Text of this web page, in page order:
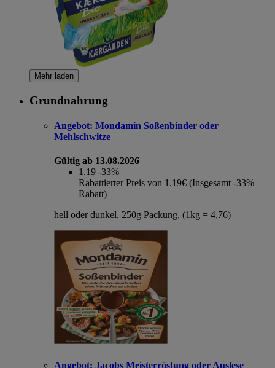
Mehr laden
Grundnahrung
Angebot: Mondamin Soßenbinder oder
Mehlschwitze
Gültig ab 13.08.2026
1.19 -33%
Rabattierter Preis von 1.19€ (Insgesamt -33%
Rabatt)
hell oder dunkel, 250g Packung, (1kg = 4,76)
Angebot: Jacobs Meisterröstung oder Auslese